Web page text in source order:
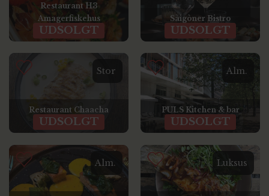
Restaurant H3
Amagerfiskehus
UDSOLGT
Luksus
Stor
Restaurant Chaacha
UDSOLGT
Alm.
Sàigòner Bistro
UDSOLGT
Alm.
PULS Kitchen & bar
UDSOLGT